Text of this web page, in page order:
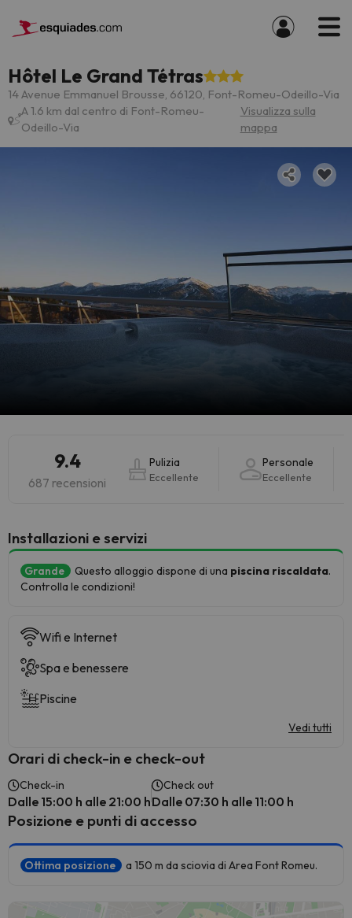
Hôtel Le Grand Tétras
14 Avenue Emmanuel Brousse, 66120, Font-Romeu-Odeillo-Via
A 1.6 km dal centro di Font-Romeu-
Odeillo-Via
Visualizza sulla
mappa
9.4
687 recensioni
Pulizia
Eccellente
Personale
Eccellente
Installazioni e servizi
Grande Questo alloggio dispone di una piscina riscaldata.
Controlla le condizioni!
Wifi e Internet
Spa e benessere
Piscine
Vedi tutti
Orari di check-in e check-out
Check-in
Dalle 15:00 h alle 21:00 h
Check out
Dalle 07:30 h alle 11:00 h
Posizione e punti di accesso
Ottima posizione a 150 m da sciovia di Area Font Romeu.